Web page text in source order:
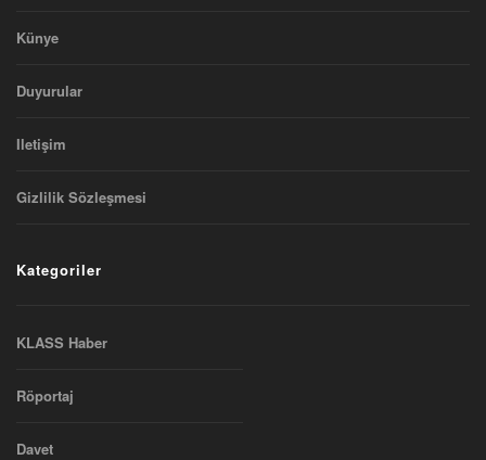
Künye
Duyurular
Iletişim
Gizlilik Sözleşmesi
Kategoriler
KLASS Haber
Röportaj
Davet